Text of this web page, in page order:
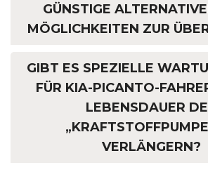
GÜNSTIGE
MÖGLICHKEITEN ZUR
GIBT ES SPEZIELLE
FÜR KIA-PICANTO-
LEBENSDAUER
VERLÄNGERN?